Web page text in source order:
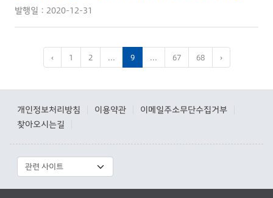
발행일 : 2020-12-31
‹ 1 2 ... 9 ... 67 68 ›
개인정보처리방침 이용약관 이메일주소무단수집거부
찾아오시는길